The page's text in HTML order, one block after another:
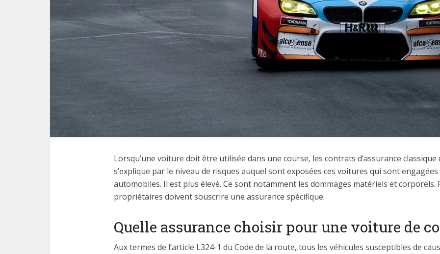
Lorsqu’une voiture doit être utilisée dans une course, les contrats d’assurance classique
s’explique par le niveau de risques auquel sont exposées ces voitures qui sont
automobiles. Il est plus élevé. Ce sont notamment les dommages matériels et corporels.
propriétaires doivent souscrire une assurance spécifique.
Quelle assurance choisir pour une voiture de
Aux termes de l’article L324-1 du Code de la route, tous les véhicules susceptibles de